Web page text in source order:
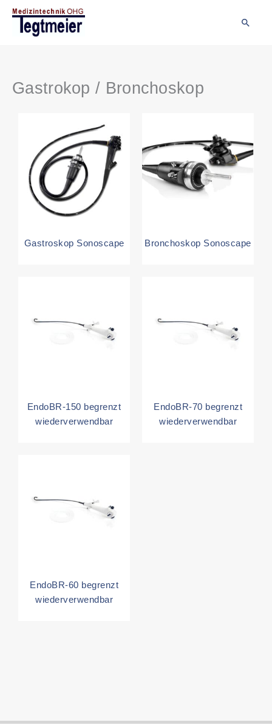
Inhalt
springen
Gastrokop / Bronchoskop
Gastroskop Sonoscape Bronchoskop Sonoscape
EndoBR-150 begrenzt
wiederverwendbar
EndoBR-70 begrenzt
wiederverwendbar
EndoBR-60 begrenzt
wiederverwendbar